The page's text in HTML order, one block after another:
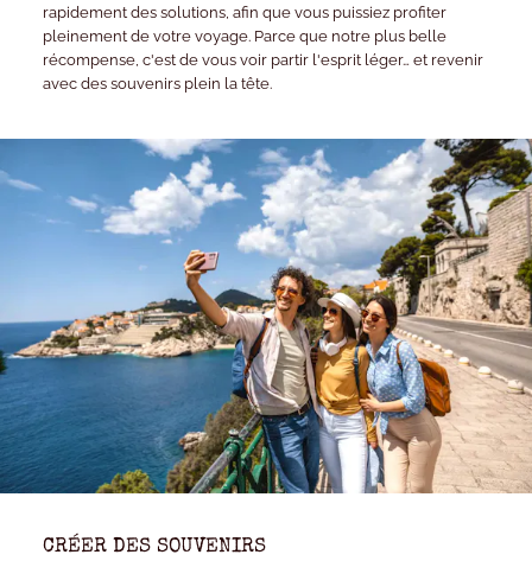
rapidement des solutions, afin que vous puissiez profiter
pleinement de votre voyage. Parce que notre plus belle
récompense, c'est de vous voir partir l'esprit léger… et revenir
avec des souvenirs plein la tête.
CRÉER DES SOUVENIRS